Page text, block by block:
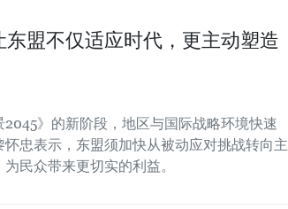
盟不仅适应时代，更主动塑造
》的新阶段，地区与国际战略环境快速
忠表示，东盟须加快从被动应对挑战转向主
民众带来更切实的利益。